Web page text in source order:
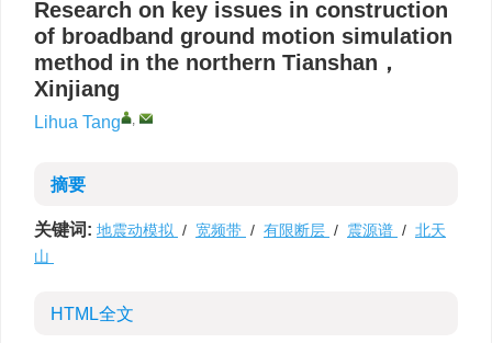
Research on key issues in construction
of broadband ground motion simulation
method in the northern Tianshan，
Xinjiang
Lihua Tang ,
摘要
关键词: 地震动模拟 / 宽频带 / 有限断层 / 震源谱 / 北天
山
HTML全文